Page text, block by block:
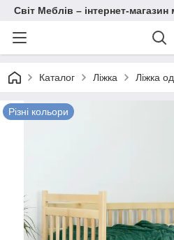
Світ Меблів – інтернет-
Каталог Ліжка Ліжка
Різні кольори